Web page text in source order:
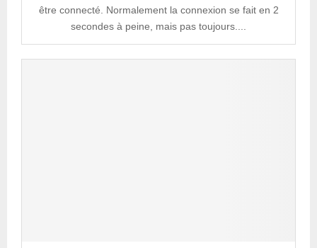
être connecté. Normalement la connexion se fait en 2
secondes à peine, mais pas toujours....